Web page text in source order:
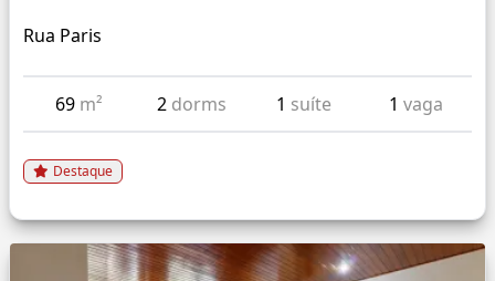
Rua Paris
69 m² 2 dorms 1 suíte 1 vaga
Destaque